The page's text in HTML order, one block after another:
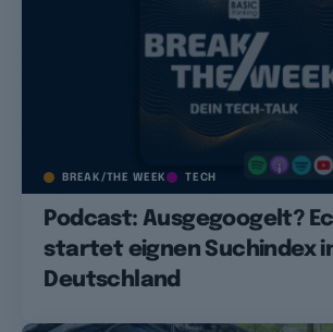
BREAK/THE WEEK TECH
Podcast: Ausgegoogelt?
startet eignen Suchindex
Deutschland